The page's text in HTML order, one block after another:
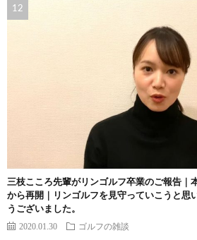
三枝こころ先輩がリンゴルフ卒業のご報告｜
から再開｜リンゴルフを見守っていこうと思
うございました。
2020.01.30 ゴルフの雑談